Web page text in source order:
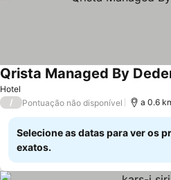
Hotel
Qrista Managed By
/ Pontuação não disponível a 0.6
Selecione as datas para ver os
exatos.